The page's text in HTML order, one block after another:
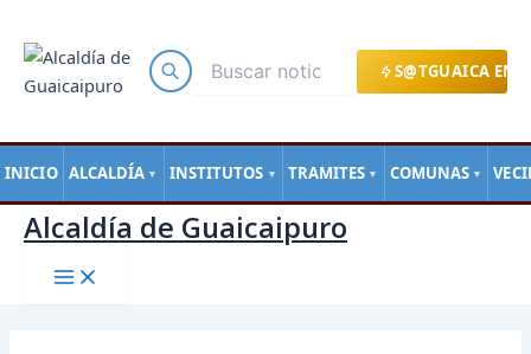
S@TGUAICA EN
INICIO ALCALDÍA ▼ INSTITUTOS ▼ TRAMITES ▼ COMUNAS ▼
contenido
Alcaldía de Guaicaipuro
de
entradas